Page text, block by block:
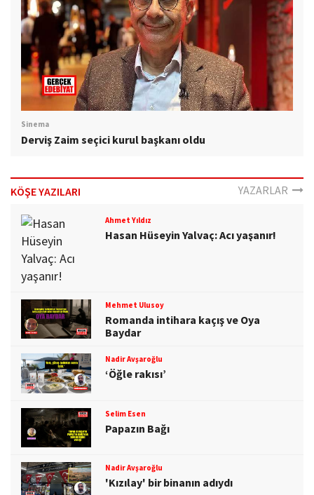
Sinema
Derviş Zaim seçici kurul başkanı oldu
KÖŞE YAZILARI YAZARLAR
Ahmet Yıldız
Hasan Hüseyin Yalvaç: Acı yaşanır!
Mehmet Ulusoy
Romanda intihara kaçış ve Oya
Baydar
Nadir Avşaroğlu
‘Öğle rakısı’
Selim Esen
Papazın Bağı
Nadir Avşaroğlu
'Kızılay' bir binanın adıydı